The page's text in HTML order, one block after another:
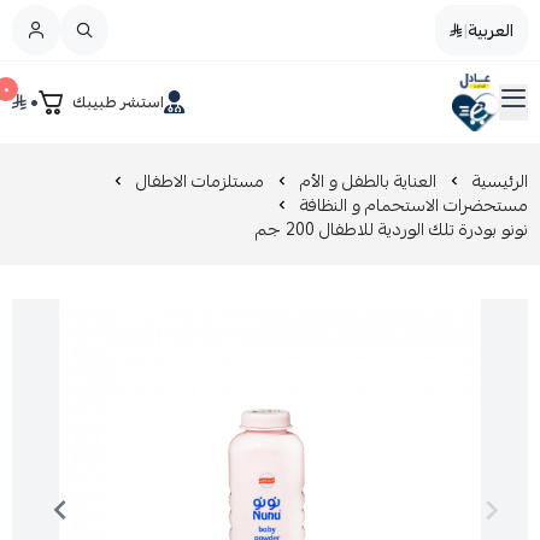
العربية|
صيدليات عادل استشر طبيبك ٠ ٠ القائمة الرئيسية
تخفيضات
المدونة
العناية اليومية
الرئيسية العناية بالطفل و الأم مستلزمات الاطفال
مستحضرات الاستحمام و النظافة
نونو بودرة تلك الوردية للاطفال 200 جم